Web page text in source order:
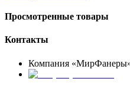
Просмотренные товары
Контакты
Компания